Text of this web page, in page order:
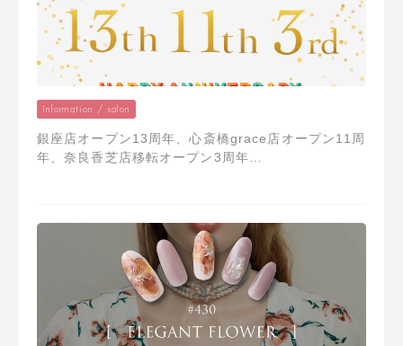
Information / salon
銀座店オープン13周年、心斎橋grace店オープン11周
年、奈良香芝店移転オープン3周年…